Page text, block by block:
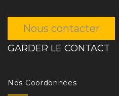
Nous contacter
GARDER LE CONTACT
Nos Coordonnées